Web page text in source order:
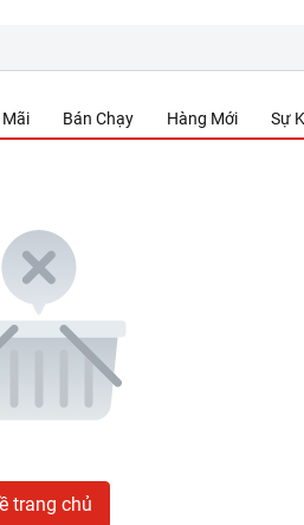
Mãi Bán Chạy Hàng Mới Sự
trang chủ